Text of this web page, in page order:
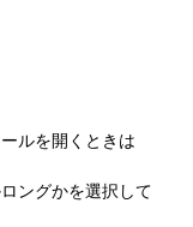
ルを開くときは
ングかを選択して